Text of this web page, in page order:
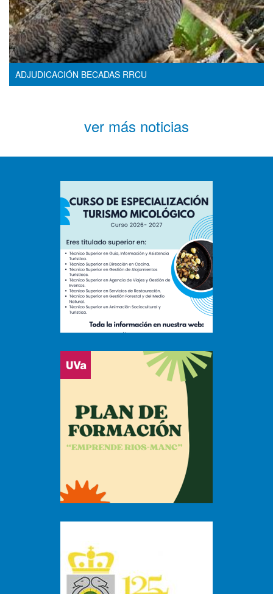
ADJUDICACIÓN BECADAS RRCU
ver más noticias